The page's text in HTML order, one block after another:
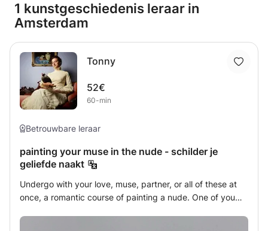
1 kunstgeschiedenis leraar in
Amsterdam
Tonny
52€
60-min
Betrouwbare leraar
painting your muse in the nude - schilder je
geliefde naakt
Undergo with your love, muse, partner, or all of these at
once, a romantic course of painting a nude. One of you